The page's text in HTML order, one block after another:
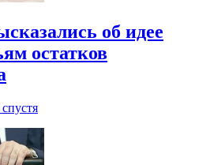
об идее
остатков